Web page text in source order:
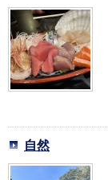
自然